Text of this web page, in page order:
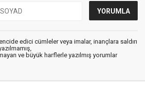
edici cümleler veya imalar, inançlara saldırı
ve büyük harflerle yazılmış yorumlar